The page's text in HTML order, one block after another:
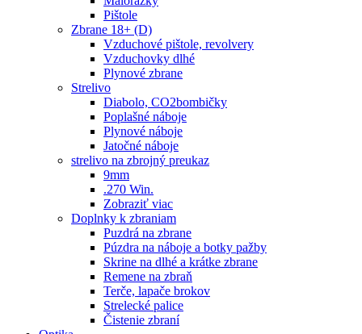
Pištole
Zbrane 18+ (D)
Vzduchové pištole, revolvery
Vzduchovky dlhé
Plynové zbrane
Strelivo
Diabolo, CO2bombičky
Poplašné náboje
Plynové náboje
Jatočné náboje
strelivo na zbrojný preukaz
9mm
.270 Win.
Zobraziť viac
Doplnky k zbraniam
Puzdrá na zbrane
Púzdra na náboje a botky pažby
Skrine na dlhé a krátke zbrane
Remene na zbraň
Terče, lapače brokov
Strelecké palice
Čistenie zbraní